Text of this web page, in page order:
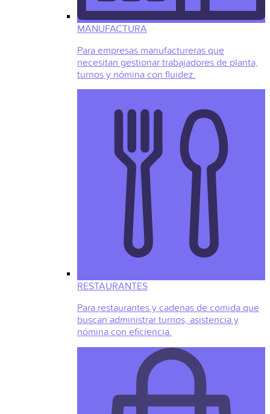
MANUFACTURA
Para empresas manufactureras que
necesitan gestionar trabajadores de planta,
turnos y nómina con fluidez.
RESTAURANTES
Para restaurantes y cadenas de comida que
buscan administrar turnos, asistencia y
nómina con eficiencia.